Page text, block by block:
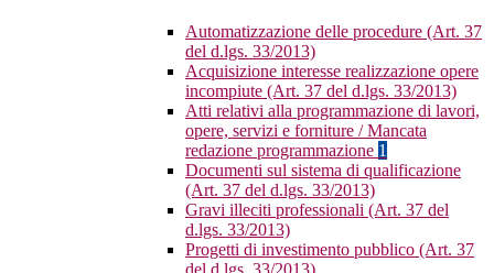
Automatizzazione delle procedure (Art. 37
del d.lgs. 33/2013)
Acquisizione interesse realizzazione opere
incompiute (Art. 37 del d.lgs. 33/2013)
Atti relativi alla programmazione di lavori,
opere, servizi e forniture / Mancata
redazione programmazione 1
Documenti sul sistema di qualificazione
(Art. 37 del d.lgs. 33/2013)
Gravi illeciti professionali (Art. 37 del
d.lgs. 33/2013)
Progetti di investimento pubblico (Art. 37